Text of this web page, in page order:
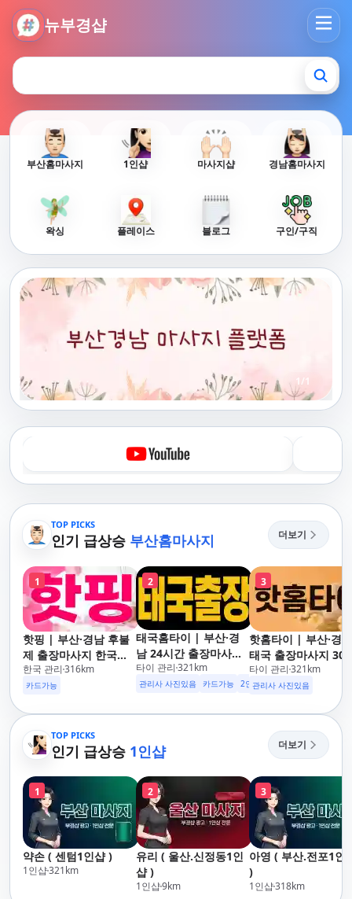
뉴부경샵
뉴부경샵 - 부산 마사지 사이트 부산마사지 부산홈타이 부산출
부산홈마사지 1인샵 마사지샵 경남홈마사지
왁싱 플레이스 블로그 구인/구직
1 /1
TOP PICKS
인기 급상승 부산홈마사지 더보기
1
핫핑 | 부산·경남 후불
제 출장마사지 한국인
관리사
한국 관리 316km
카드가능
2
태국홈타이 | 부산·경
남 24시간 출장마사지
후불제/해운대,사상,광
안리,남포동,구포,덕천,
산,구서,연산,서면,재
단,다대포,범일,범천,우
동,마린시티,송정,기장,
정관,일광,망미,토곡,시
청,양정,초량,사직,온
천,미남,만덕,괴정,학
장,금사,서동,반여,반
송,명륜,남천,대연,문
현,부전,개금,가야,주
례,괘법,학장,강서,신
호,서구,암남
타이 관리 321km
관리사 사진있음 카드가능 2인이상 할인 업소 이벤트중
3
핫홈타이 | 부산·경남
태국 출장마사지 30
도착 카드가능 24시
운대,사상,광안리,남
동,구포,덕천,명지,민
락,수영,동래,남산,구
서,연산,서면,재송,센
텀,송도,자갈치,하단
린시티,송정,기장,정
일광,망미,토곡,시청
정,초량,사직,온천,미
남,만덕,괴정,학장,금
사,서동,반여,반송,명
륜,남천,대연,문현,부
전,개금,가야,주례,괘
법,학장,강서,신호,서
타이 관리 321km
관리사 사진있음
TOP PICKS
인기 급상승 1인샵 더보기
1
약손 ( 센텀1인샵 )
1인샵321km
2
유리 ( 울산.신정동1인
샵 )
1인샵9km
3
아영 ( 부산.전포1인
)
1인샵318km